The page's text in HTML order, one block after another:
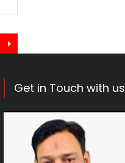
Get in Touch with us